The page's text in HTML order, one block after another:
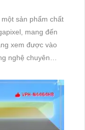
sản phẩm chất
mang đến
nghệ chuyên
suất hoạt động ổn